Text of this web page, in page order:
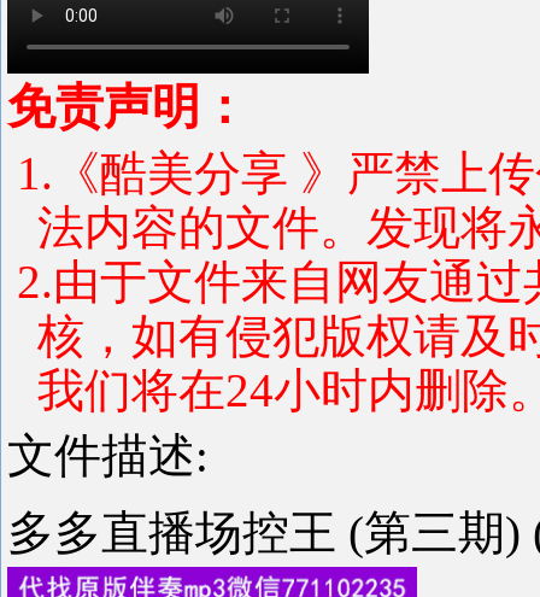
免责声明：
1.《酷美分享 》严禁上
法内容的文件。发现将
2.由于文件来自网友通
核，如有侵犯版权请及
我们将在24小时内删除
文件描述:
多多直播场控王 (第三期)